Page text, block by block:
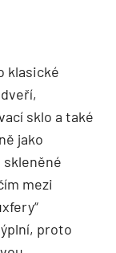
klasické
sklo a také
jako
mezi
proto